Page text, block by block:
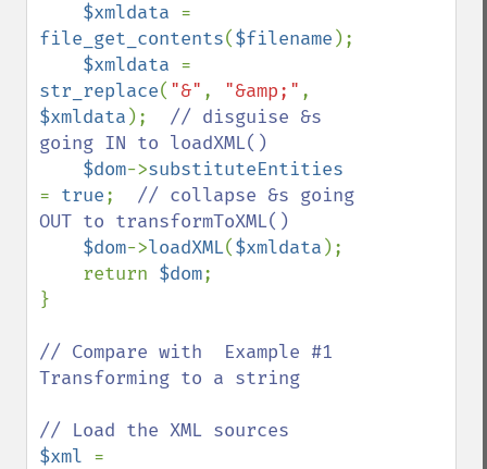
$xmldata
file_get_contents($filename );
$xmldata
str_replace( "&" , "&amp;"
$xmldata ); // disguise &s
going IN to loadXML()
$dom->
= true; // collapse &s going
OUT to transformToXML()
$dom->loadXML($xmldata );
    return
$dom;
}
// Compare with  Example #1
Transforming to a string
$xml